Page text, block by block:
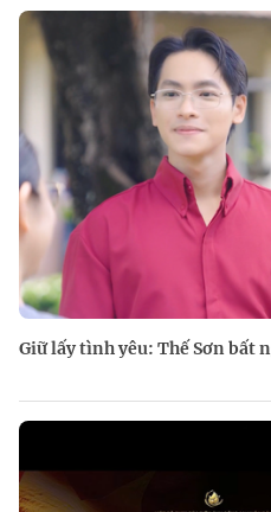
Giữ lấy tình yêu: Thế Sơn bất